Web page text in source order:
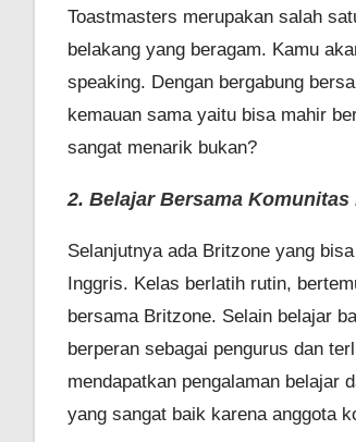
Toastmasters merupakan salah
belakang yang beragam. Kamu
speaking. Dengan bergabung
kemauan sama yaitu bisa mahir
sangat menarik bukan?
2. Belajar Bersama Komunitas
Selanjutnya ada Britzone yang
Inggris. Kelas berlatih rutin,
bersama Britzone. Selain belajar
berperan sebagai pengurus dan
mendapatkan pengalaman belajar
yang sangat baik karena anggota